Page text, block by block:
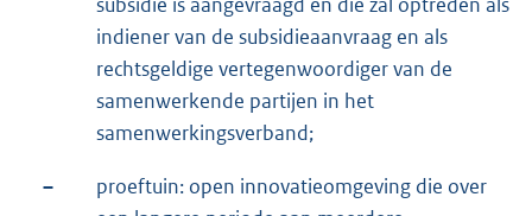
indiener van de subsidieaanvraag en als
rechtsgeldige vertegenwoordiger van de
samenwerkende partijen in het
samenwerkingsverband;
–
proeftuin: open innovatieomgeving die over